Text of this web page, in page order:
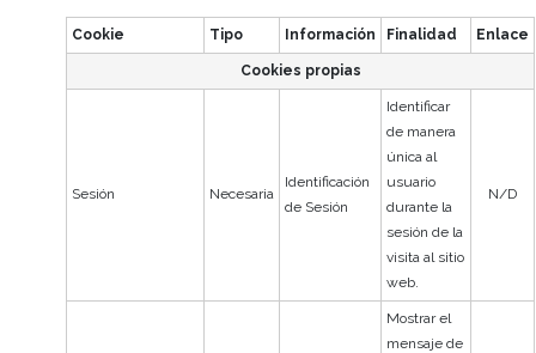
Cookie Tipo Información Finalidad Enlace
Cookies propias
Sesión Necesaria
Identificación
de Sesión
Identificar
de manera
única al
usuario
durante la
sesión de la
visita al sitio
web.
N/D
Mostrar el
mensaje de